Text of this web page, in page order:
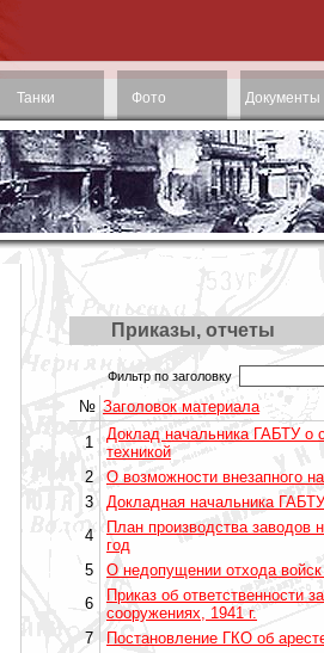
Танки Фото Документы
Приказы, отчеты
Фильтр по заголовку
№ Заголовок материала
1
Доклад начальника ГАБТУ о
техникой
2
О возможности внезапного
3
Докладная начальника
4
План производства заводов
год
5
О недопущении отхода
6
Приказ об ответственности
сооружениях, 1941 г.
7
Постановление ГКО об